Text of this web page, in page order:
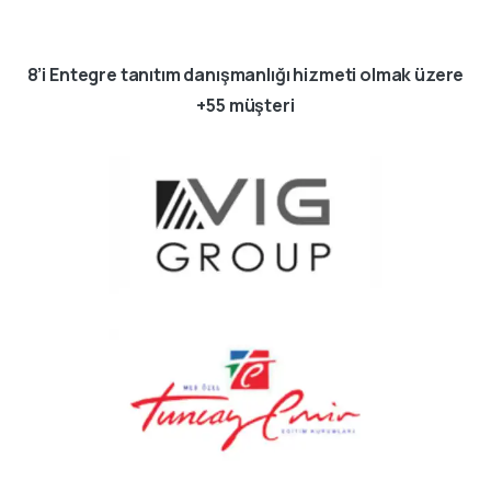
8’i Entegre tanıtım danışmanlığı hizmeti olmak üzere
+55 müşteri